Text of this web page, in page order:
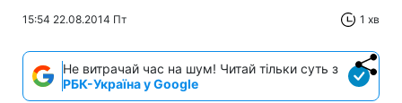
15:54 22.08.2014 Пт 1 хв
Не витрачай час на шум! Читай тільки суть з
РБК-Україна у Google